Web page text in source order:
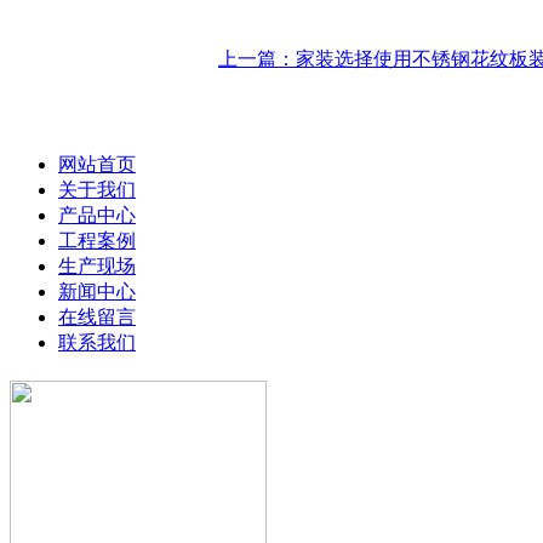
上一篇：家装选择使用不锈钢花纹板
网站首页
关于我们
产品中心
工程案例
生产现场
新闻中心
在线留言
联系我们